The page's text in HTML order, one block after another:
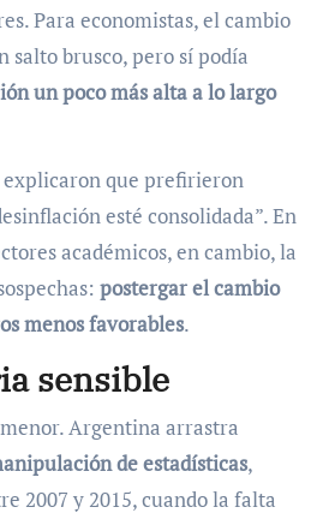
Para economistas, el cambio
salto brusco, pero sí podía
un poco más alta a lo largo
explicaron que prefirieron
esté consolidada”. En
académicos, en cambio, la
postergar el cambio
menos favorables.
sensible
Argentina arrastra
de estadísticas,
2007 y 2015, cuando la falta